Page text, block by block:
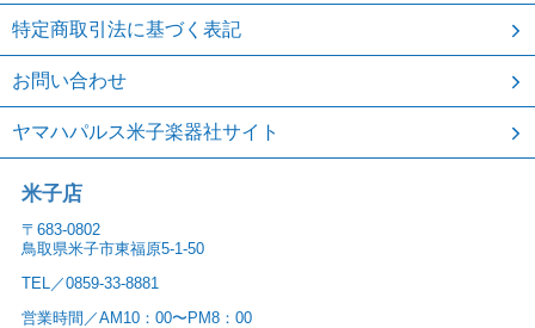
特定商取引法に基づく表記
お問い合わせ
ヤマハパルス米子楽器社サイト
米子店
〒683-0802
鳥取県米子市東福原5-1-50
TEL／0859-33-8881
営業時間／AM10：00〜PM8：00